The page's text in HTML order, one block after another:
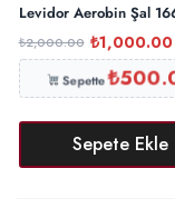
Levidor Aerobin Şal
₺2,000.00 ₺1,000.00
Sepette₺
Sepete Ekle